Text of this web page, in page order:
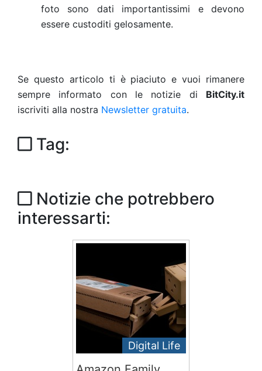
foto sono dati importantissimi e devono
essere custoditi gelosamente.
Se questo articolo ti è piaciuto e vuoi rimanere
sempre informato con le notizie di BitCity.it
iscriviti alla nostra Newsletter gratuita.
Tag:
Notizie che potrebbero
interessarti:
Digital Life